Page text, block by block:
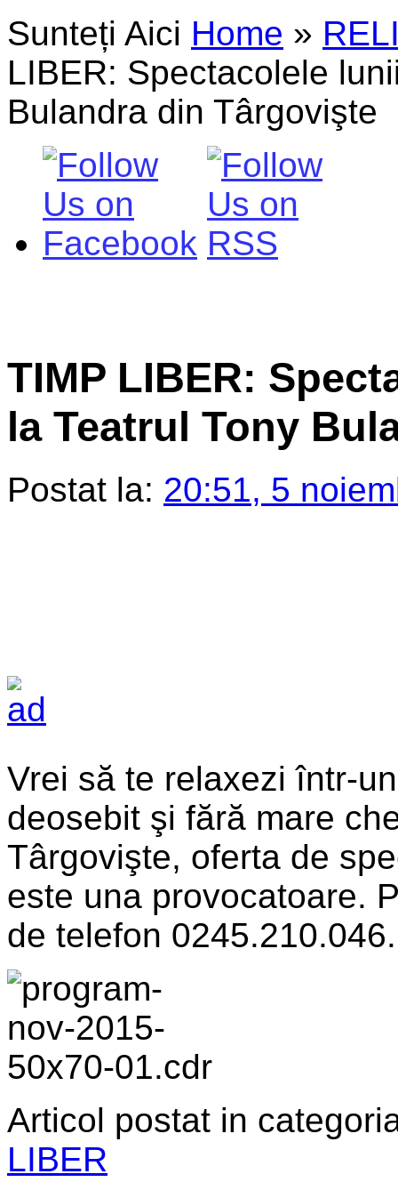
Sunteți Aici Home »
LIBER: Spectacolele
Bulandra din Târgovişte
TIMP LIBER:
la Teatrul Tony
Postat la: 20:51, 5
Vrei să te relaxezi într-
deosebit şi fără mare
Târgovişte, oferta de
este una provocatoare.
de telefon 0245.210.046.
Articol postat in
LIBER